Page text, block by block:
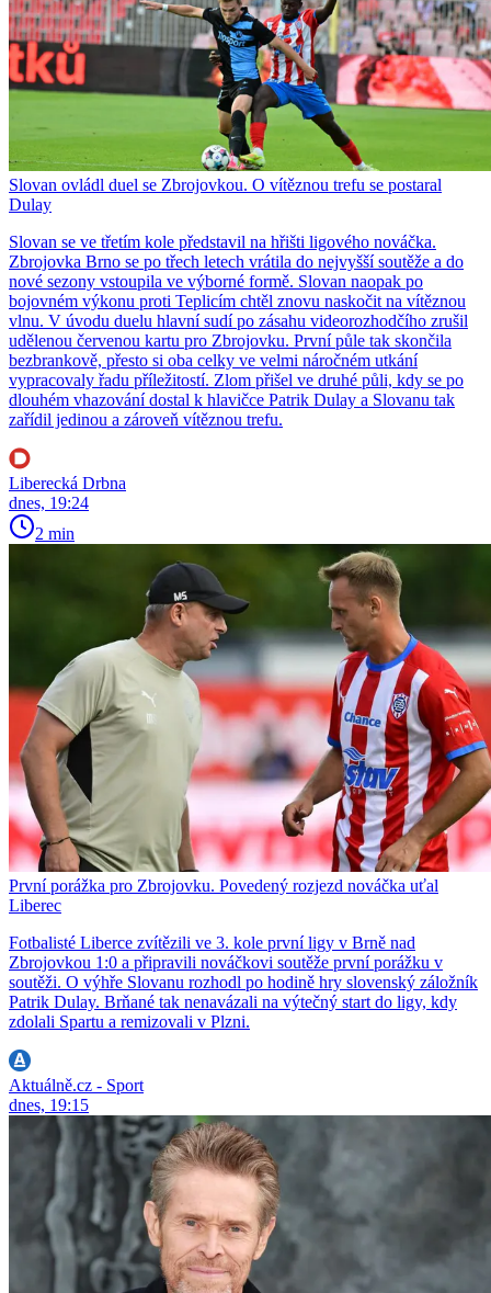
Slovan ovládl duel se Zbrojovkou. O vítěznou trefu se postaral
Dulay
Slovan se ve třetím kole představil na hřišti ligového nováčka.
Zbrojovka Brno se po třech letech vrátila do nejvyšší soutěže a do
nové sezony vstoupila ve výborné formě. Slovan naopak po
bojovném výkonu proti Teplicím chtěl znovu naskočit na vítěznou
vlnu. V úvodu duelu hlavní sudí po zásahu videorozhodčího zrušil
udělenou červenou kartu pro Zbrojovku. První půle tak skončila
bezbrankově, přesto si oba celky ve velmi náročném utkání
vypracovaly řadu příležitostí. Zlom přišel ve druhé půli, kdy se po
dlouhém vhazování dostal k hlavičce Patrik Dulay a Slovanu tak
zařídil jedinou a zároveň vítěznou trefu.
Liberecká Drbna
dnes, 19:24
2 min
První porážka pro Zbrojovku. Povedený rozjezd nováčka uťal
Liberec
Fotbalisté Liberce zvítězili ve 3. kole první ligy v Brně nad
Zbrojovkou 1:0 a připravili nováčkovi soutěže první porážku v
soutěži. O výhře Slovanu rozhodl po hodině hry slovenský záložník
Patrik Dulay. Brňané tak nenavázali na výtečný start do ligy, kdy
zdolali Spartu a remizovali v Plzni.
Aktuálně.cz - Sport
dnes, 19:15